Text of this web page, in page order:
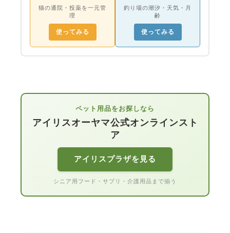
猫の通院・投薬を一元管
理
使ってみる
釣り場の潮汐・天気・月
齢
使ってみる
ペット用品をお探しなら
アイリスオーヤマ公式オンラインスト
ア
アイリスプラザを見る
シニア用フード・サプリ・介護用品まで揃う